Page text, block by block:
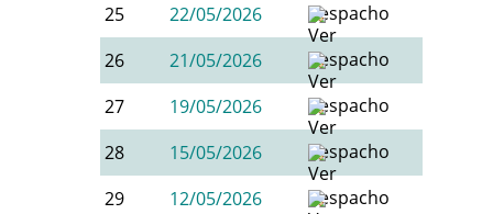
25
22/05/2026
26
21/05/2026
27
19/05/2026
28
15/05/2026
29
12/05/2026